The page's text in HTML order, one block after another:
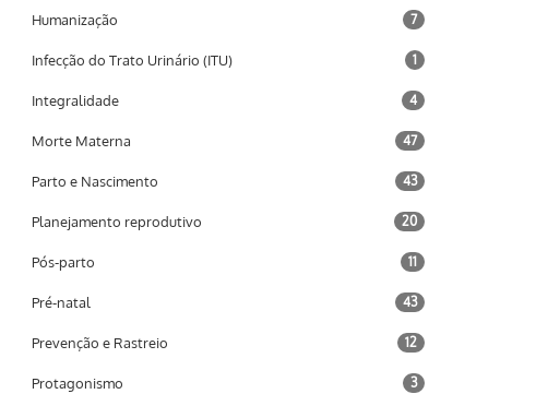
Humanização 7
Infecção do Trato Urinário (ITU) 1
Integralidade 4
Morte Materna 47
Parto e Nascimento 43
Planejamento reprodutivo 20
Pós-parto 11
Pré-natal 43
Prevenção e Rastreio 12
Protagonismo 3